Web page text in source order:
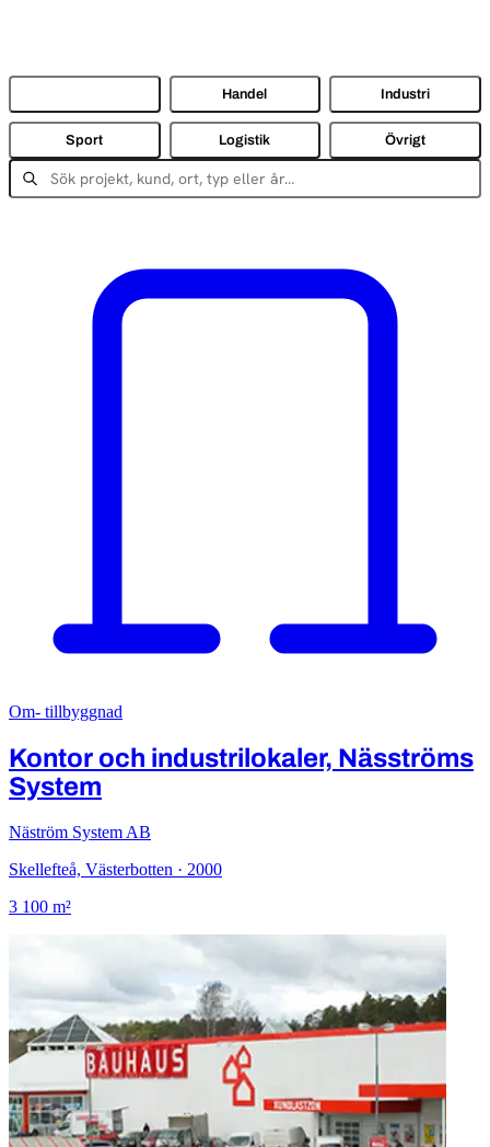
Handel Industri
Sport Logistik Övrigt
Om- tillbyggnad
Kontor och industrilokaler, Näsströms
System
Näström System AB
Skellefteå, Västerbotten · 2000
3 100 m²